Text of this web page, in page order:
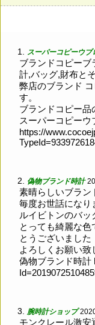
1. スーパーコピーウブ
ブランドコピー
計,バッグ,財布と
弊店のブランド
す。
ブランドコピー
スーパーコピーウ
https://
2. 偽物ブランド時計
素晴らしいブラン
毎度お世話になり
ルイビトンのバッ
とっても綺麗な
とうございました
よろしくお願い致
偽物ブランド時計
3. 腕時計ショップ
モンクレール激安